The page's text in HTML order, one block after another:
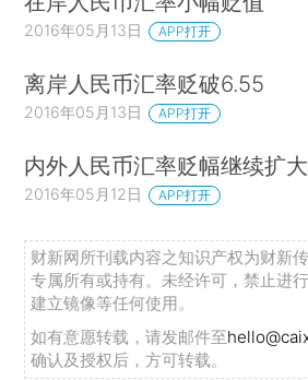
2016年05月13日 APP打开
离岸人民币汇率贬破6.55
2016年05月13日 APP打开
内外人民币汇率贬幅继续扩大
2016年05月12日 APP打开
财新网所刊载内容之知识产权为财新
专属所有或持有。未经许可，禁止进
建立镜像等任何使用。
如有意愿转载，请发邮件至
确认及授权后，方可转载。